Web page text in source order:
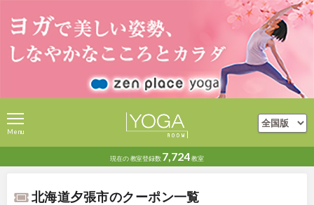
現在の教室登録数 7,724教室
Menu
北海道夕張市のクーポン一覧